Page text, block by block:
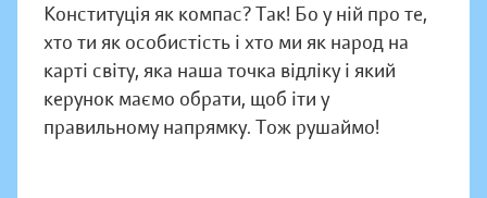
Конституція як компас? Так! Бо у ній про те,
хто ти як особистість і хто ми як народ на
карті світу, яка наша точка відліку і який
керунок маємо обрати, щоб іти у
правильному напрямку. Тож рушаймо!